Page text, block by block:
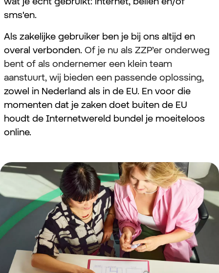
sms'en.
Als zakelijke gebruiker ben je bij ons altijd en
overal verbonden. Of je nu als ZZP’er onderweg
bent of als ondernemer een klein team
aanstuurt, wij bieden een passende oplossing,
zowel in Nederland als in de EU. En voor die
momenten dat je zaken doet buiten de EU
houdt de Internetwereld bundel je moeiteloos
online.